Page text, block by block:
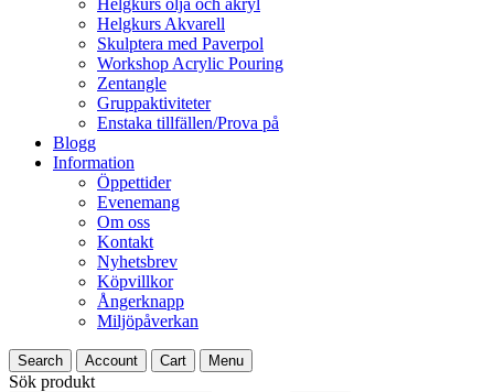
Helgkurs olja och akryl
Helgkurs Akvarell
Skulptera med Paverpol
Workshop Acrylic Pouring
Zentangle
Gruppaktiviteter
Enstaka tillfällen/Prova på
Blogg
Information
Öppettider
Evenemang
Om oss
Kontakt
Nyhetsbrev
Köpvillkor
Ångerknapp
Miljöpåverkan
Search Account Cart Menu
Sök produkt